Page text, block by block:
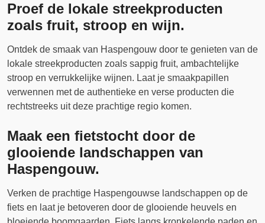
Proef de lokale streekproducten
zoals fruit, stroop en wijn.
Ontdek de smaak van Haspengouw door te genieten van de
lokale streekproducten zoals sappig fruit, ambachtelijke
stroop en verrukkelijke wijnen. Laat je smaakpapillen
verwennen met de authentieke en verse producten die
rechtstreeks uit deze prachtige regio komen.
Maak een fietstocht door de
glooiende landschappen van
Haspengouw.
Verken de prachtige Haspengouwse landschappen op de
fiets en laat je betoveren door de glooiende heuvels en